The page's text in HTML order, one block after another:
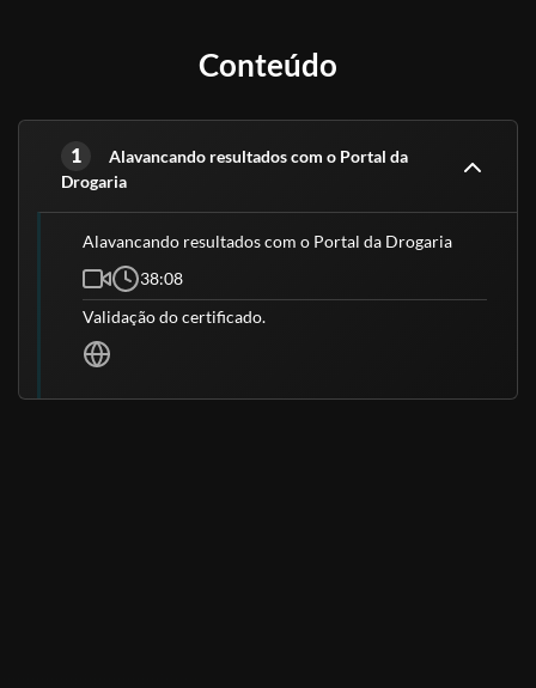
Conteúdo
1
Alavancando resultados com o Portal da
Drogaria
Alavancando resultados com o Portal da Drogaria
38:08
Validação do certificado.